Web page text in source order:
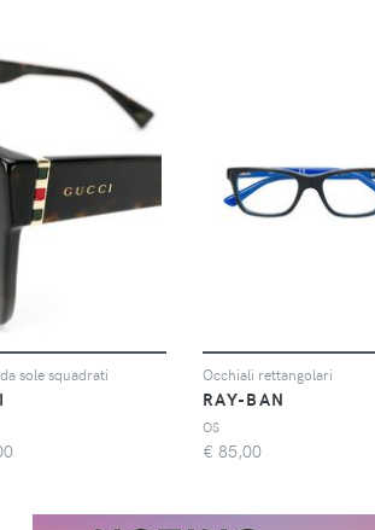
sole squadrati Occhiali rettangolari
RAY-BAN
OS
€ 85,00